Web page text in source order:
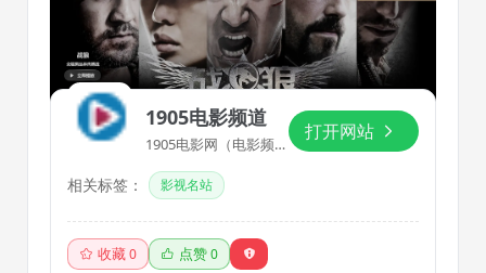
1905电影频道
1905电影网（电影频道
打开网站
相关标签： 影视名站
收藏0 点赞0